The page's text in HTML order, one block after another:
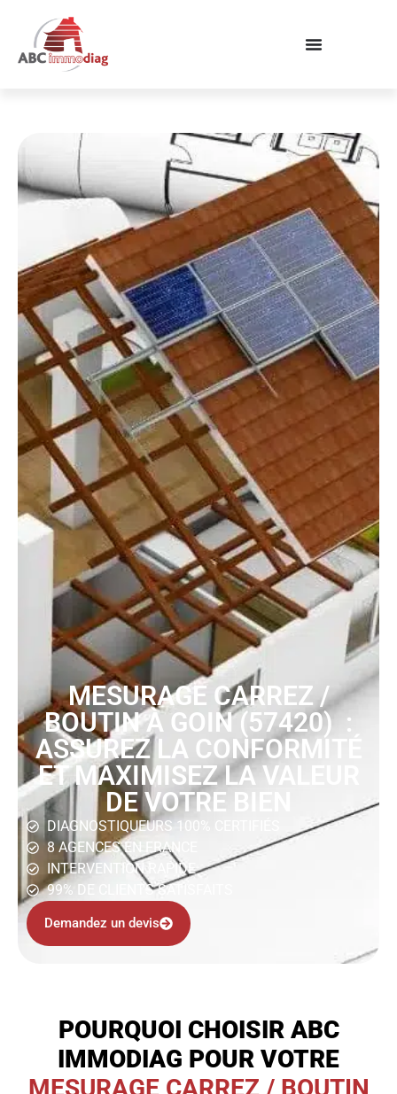
MESURAGE CARREZ /
BOUTIN À GOIN (57420) :
ASSUREZ LA CONFORMITÉ
ET MAXIMISEZ LA VALEUR
DE VOTRE BIEN
DIAGNOSTIQUEURS 100% CERTIFIÉS
8 AGENCES EN FRANCE
INTERVENTION RAPIDE
99% DE CLIENTS SATISFAITS
Demandez un devis
POURQUOI CHOISIR ABC
IMMODIAG POUR VOTRE